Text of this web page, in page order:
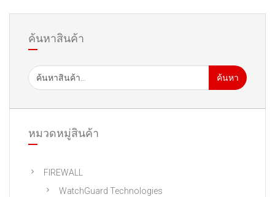
ค้นหาสินค้า
ค้นหา
หมวดหมู่สินค้า
FIREWALL
WatchGuard Technologies